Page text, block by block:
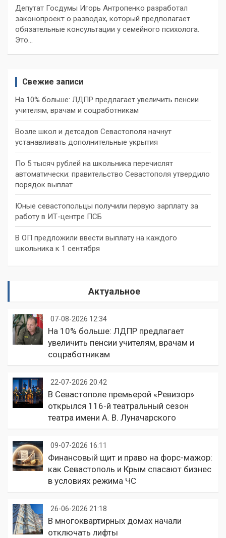
Депутат Госдумы Игорь Антропенко разработал
законопроект о разводах, который предполагает
обязательные консультации у семейного психолога.
Это…
Свежие записи
На 10% больше: ЛДПР предлагает увеличить пенсии
учителям, врачам и соцработникам
Возле школ и детсадов Севастополя начнут
устанавливать дополнительные укрытия
По 5 тысяч рублей на школьника перечислят
автоматически: правительство Севастополя утвердило
порядок выплат
Юные севастопольцы получили первую зарплату за
работу в ИТ-центре ПСБ
В ОП предложили ввести выплату на каждого
школьника к 1 сентября
Актуальное
07-08-2026 12:34
На 10% больше: ЛДПР предлагает
увеличить пенсии учителям, врачам и
соцработникам
22-07-2026 20:42
В Севастополе премьерой «Ревизор»
открылся 116-й театральный сезон
театра имени А. В. Луначарского
09-07-2026 16:11
Финансовый щит и право на форс-мажор:
как Севастополь и Крым спасают бизнес
в условиях режима ЧС
26-06-2026 21:18
В многоквартирных домах начали
отключать лифты